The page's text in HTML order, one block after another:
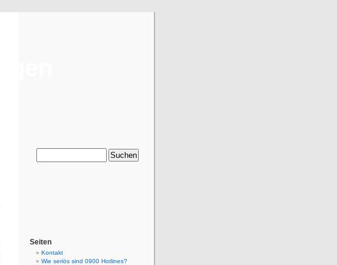
Seiten
Kontakt
Wie seriös sind 0900 Hotlines?